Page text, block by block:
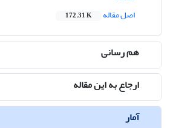
اصل مقاله
172.31 K
هم رسانی
ارجاع به این مقاله
آمار